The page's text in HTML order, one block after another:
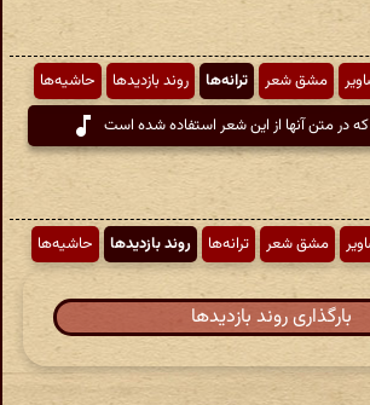
مشق شعر ترانه‌ها روند بازدیدها
حاشیه‌ها
در متن آنها از این شعر استفاده شده است
مشق شعر ترانه‌ها روند بازدیدها حاشیه‌ها
بارگذاری روند بازدیدها